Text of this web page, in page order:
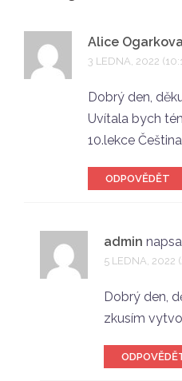
Alice Ogarkova
3 LEDNA, 2022
Dobrý den,
Uvítala bych
10.lekce
ODPOVĚDĚT
admin
5 LEDNA, 2022
Dobrý den,
zkusím